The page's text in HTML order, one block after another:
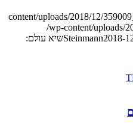
content/uploads/2018/12/
/wp-content/
Steinmannשיא עולם: